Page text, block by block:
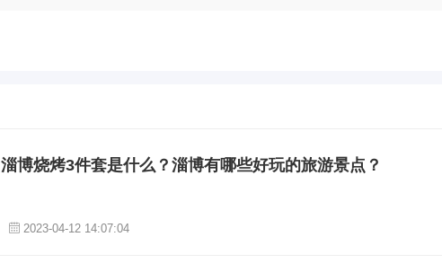
淄博烧烤3件套是什么？淄博有哪些好玩的旅游景点？
2023-04-12 14:07:04